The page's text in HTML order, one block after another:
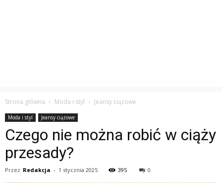
Strona główna Moda i styl Jeansy ciążowe
Moda i styl Jeansy ciążowe
Czego nie można robić w ciąży
przesady?
Przez Redakcja - 1 stycznia 2025 395 0